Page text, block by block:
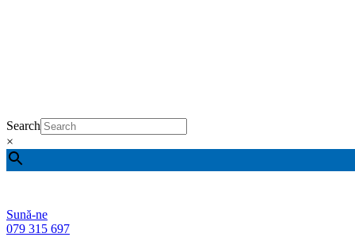
Search
×
Sună-ne
079 315 697